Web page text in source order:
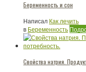
Беременность и сон
Написал Как лечить
в Беременность
Свойства натрия.